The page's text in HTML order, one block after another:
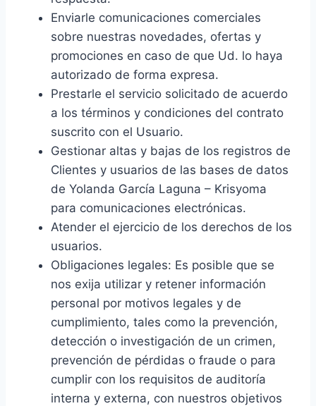
Enviarle comunicaciones comerciales
sobre nuestras novedades, ofertas y
promociones en caso de que Ud. lo haya
autorizado de forma expresa.
Prestarle el servicio solicitado de acuerdo
a los términos y condiciones del contrato
suscrito con el Usuario.
Gestionar altas y bajas de los registros de
Clientes y usuarios de las bases de datos
de Yolanda García Laguna – Krisyoma
para comunicaciones electrónicas.
Atender el ejercicio de los derechos de los
usuarios.
Obligaciones legales: Es posible que se
nos exija utilizar y retener información
personal por motivos legales y de
cumplimiento, tales como la prevención,
detección o investigación de un crimen,
prevención de pérdidas o fraude o para
cumplir con los requisitos de auditoría
interna y externa, con nuestros objetivos